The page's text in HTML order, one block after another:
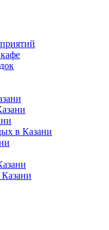
в Казани
Казани